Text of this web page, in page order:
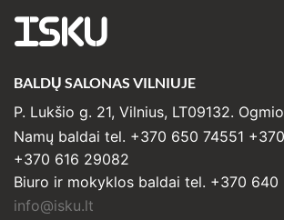
ISKU
BALDŲ SALONAS VILNIUJE
P. Lukšio g. 21, Vilnius, LT09132.
Namų baldai tel. +370 650 74551
+370 616 29082
Biuro ir mokyklos baldai tel. +370 640
info@isku.lt